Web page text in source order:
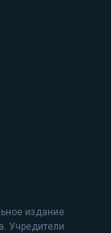
издание
Учредители